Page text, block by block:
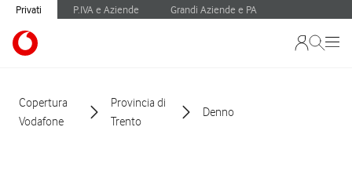
Privati P.IVA e Aziende Grandi Aziende e PA
Copertura
Vodafone
Provincia di
Trento
Denno